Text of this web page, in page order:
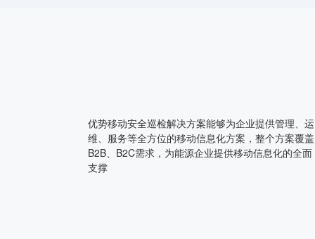
优势移动安全巡检解决方案能够为企业提供管理、运
维、服务等全方位的移动信息化方案，整个方案覆盖
B2B、B2C需求，为能源企业提供移动信息化的全面
支撑